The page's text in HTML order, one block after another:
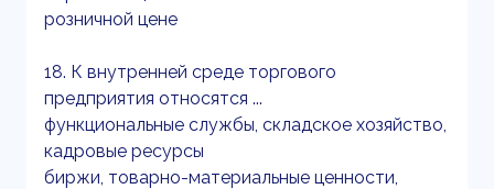
розничной цене
18. К внутренней среде торгового
предприятия относятся ...
функциональные службы, складское хозяйство,
кадровые ресурсы
биржи, товарно-материальные ценности,